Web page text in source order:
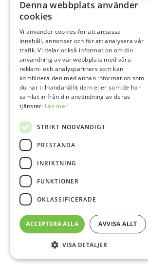
548246
Hu-Friedy Columbia Curette, SC4R/4LXE2
1 st
Denna webbplats använder
cookies
Vi använder cookies för att anpassa
innehåll, annonser och för att analysera vår
trafik. Vi delar också information om din
användning av vår webbplats med våra
reklam- och analyspartners som kan
kombinera den med annan information som
du har tillhandahållit dem eller som de har
samlat in från din användning av deras
tjänster. Läs mer
STRIKT NÖDVÄNDIGT
PRESTANDA
INRIKTNING
FUNKTIONER
OKLASSIFICERADE
ACCEPTERA ALLA AVVISA ALLT
VISA DETALJER